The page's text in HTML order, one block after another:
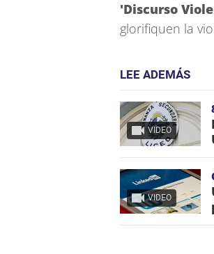
'Discurso
glorifiquen la
LEE ADEMÁS
VIDEO
VIDEO